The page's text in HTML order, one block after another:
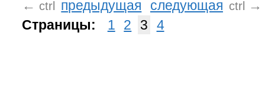
← ctrl предыдущая следующая ctrl
→
Страницы:
1 2 3 4